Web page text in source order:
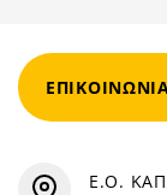
Ε.Ο.